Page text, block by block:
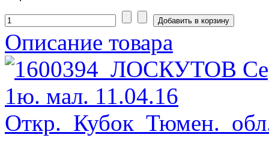
Описание товара